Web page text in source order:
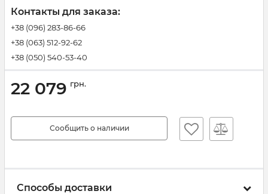
Контакты для заказа:
+38 (096) 283-86-66
+38 (063) 512-92-62
+38 (050) 540-53-40
22 079 грн.
Сообщить о наличии
Способы доставки